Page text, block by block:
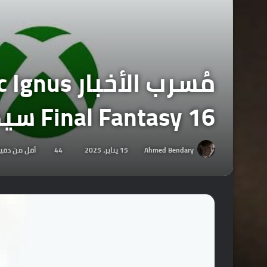
Final Fantasy 16 سيكون بحدث Developer Direct.
Ahmed Bendary 15 يناير، 2025 44 أقل من